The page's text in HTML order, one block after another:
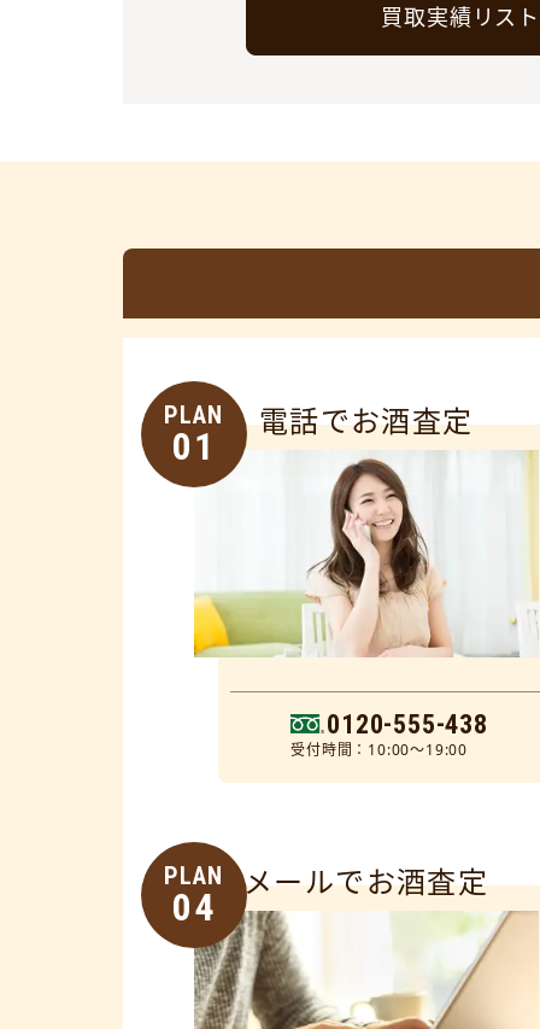
買取実績リスト
PLAN
01
電話でお酒査定
0120-555-438
受付時間：10:00～19:00
PLAN
04
メールでお酒査定